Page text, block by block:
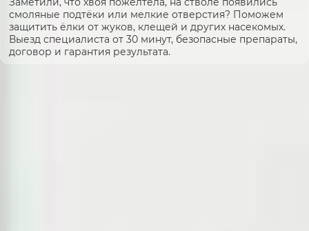
смоляные подтёки или мелкие отверстия? Поможем
защитить ёлки от жуков, клещей и других насекомых.
Выезд специалиста от 30 минут, безопасные препараты,
договор и гарантия результата.